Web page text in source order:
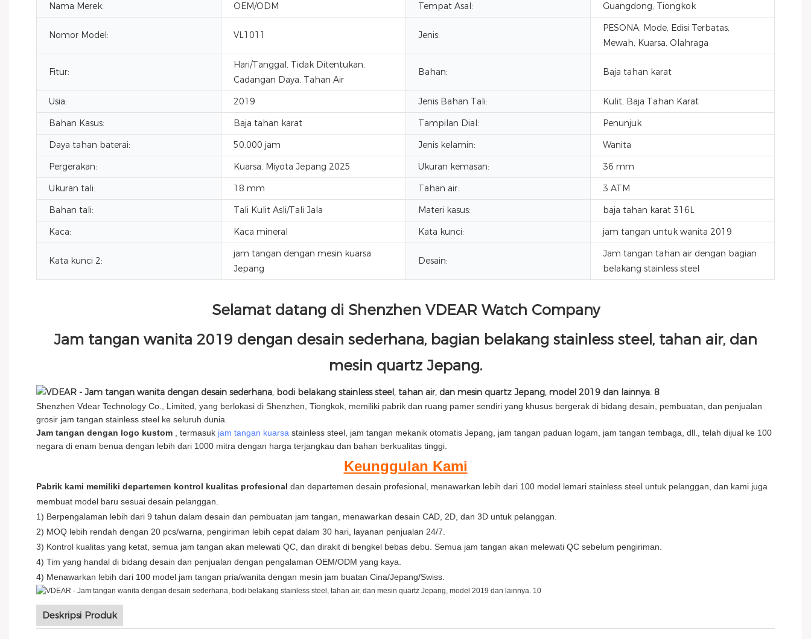
Nama Merek: OEM/ODM Tempat Asal: Guangdong, Tiongkok
Nomor Model: VL1011 Jenis:
PESONA, Mode, Edisi Terbatas,
Mewah, Kuarsa, Olahraga
Fitur:
Hari/Tanggal, Tidak Ditentukan,
Cadangan Daya, Tahan Air
Bahan: Baja tahan karat
Usia: 2019 Jenis Bahan Tali:
Kulit, Baja Tahan Karat
Bahan Kasus:
Baja tahan karat Tampilan Dial:
Penunjuk
Daya tahan baterai:
50.000 jam Jenis kelamin:
Wanita
Pergerakan:
Kuarsa, Miyota Jepang 2025 Ukuran kemasan:
36 mm
Ukuran tali:
18 mm Tahan air:
3 ATM
Bahan tali:
Tali Kulit Asli/Tali Jala Materi kasus:
baja tahan karat 316L
Kaca:
Kaca mineral Kata kunci: jam tangan untuk wanita 2019
Kata kunci 2:
jam tangan dengan mesin kuarsa
Jepang
Desain:
Jam tangan tahan air dengan bagian
belakang stainless steel
Selamat datang di Shenzhen VDEAR Watch Company
Jam tangan wanita 2019 dengan desain sederhana, bagian belakang stainless steel, tahan air, dan
mesin quartz Jepang.
Shenzhen Vdear Technology Co., Limited, yang berlokasi di Shenzhen, Tiongkok, memiliki pabrik dan ruang pamer sendiri yang khusus bergerak di bidang desain, pembuatan, dan penjualan
grosir jam tangan stainless steel ke seluruh dunia.
Jam tangan dengan logo kustom , termasuk jam tangan kuarsa stainless steel, jam tangan mekanik otomatis Jepang, jam tangan paduan logam, jam tangan tembaga, dll., telah dijual ke 100
negara di enam benua dengan lebih dari 1000 mitra dengan harga terjangkau dan bahan berkualitas tinggi.
Keunggulan Kami
Pabrik kami memiliki departemen kontrol kualitas profesional dan departemen desain profesional, menawarkan lebih dari 100 model lemari stainless steel untuk pelanggan, dan kami juga
membuat model baru sesuai desain pelanggan.
1) Berpengalaman lebih dari 9 tahun dalam desain dan pembuatan jam tangan, menawarkan desain CAD, 2D, dan 3D untuk pelanggan.
2) MOQ lebih rendah dengan 20 pcs/warna, pengiriman lebih cepat dalam 30 hari, layanan penjualan 24/7.
3) Kontrol kualitas yang ketat, semua jam tangan akan melewati QC, dan dirakit di bengkel bebas debu. Semua jam tangan akan melewati QC sebelum pengiriman.
4) Tim yang handal di bidang desain dan penjualan dengan pengalaman OEM/ODM yang kaya.
4) Menawarkan lebih dari 100 model jam tangan pria/wanita dengan mesin jam buatan Cina/Jepang/Swiss.
Deskripsi Produk